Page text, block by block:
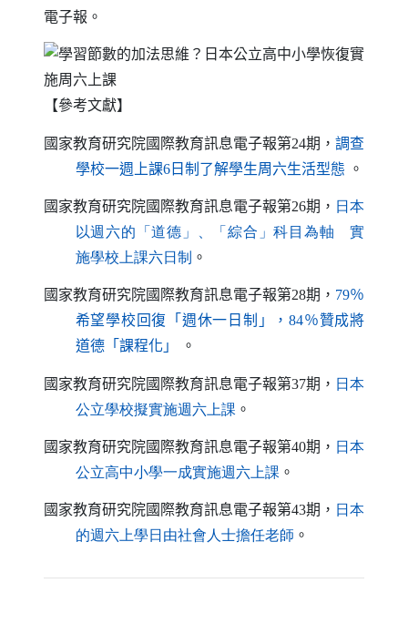
電子報。
【參考文獻】
國家教育研究院國際教育訊息電子報第24期， 調查
學校一週上課6日制了解學生周六生活型態（另開新視窗
。
國家教育研究院國際教育訊息電子報第26期， 日本
以週六的「道德」、「綜合」科目為軸 實
施學校上課六日制（另開新視窗）
。
國家教育研究院國際教育訊息電子報第28期， 79％
希望學校回復「週休一日制」，84％贊成將
道德「課程化」（另開新視窗）
。
國家教育研究院國際教育訊息電子報第37期， 日本
公立學校擬實施週六上課（另開新視窗）
。
國家教育研究院國際教育訊息電子報第40期， 日本
公立高中小學一成實施週六上課（另開新視窗）
。
國家教育研究院國際教育訊息電子報第43期， 日本
的週六上學日由社會人士擔任老師（另開新視窗）
。